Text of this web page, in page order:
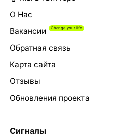
О Нас
Вакансии
Обратная связь
Карта сайта
Отзывы
Обновления проекта
Сигналы